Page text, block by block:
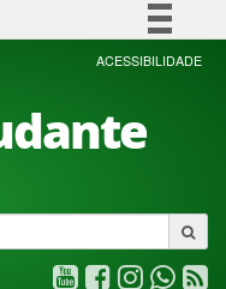
Simplifique!
Participe
ACESSIBILIDADE
YoutubeFacebookInstagram